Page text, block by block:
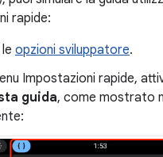
rapide:
opzioni sviluppatore.
Impostazioni rapide,
guida, come mostrato